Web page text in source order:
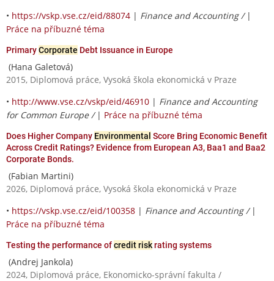
• https://vskp.vse.cz/eid/88074 | Finance and Accounting / |
Práce na příbuzné téma
PrimaryCorporate Debt Issuance in Europe
(Hana Galetová)
2015, Diplomová práce, Vysoká škola ekonomická v Praze
• http://www.vse.cz/vskp/eid/46910 | Finance and Accounting
for Common Europe / | Práce na příbuzné téma
Does Higher Company Environmental Score Bring Economic Benefit
Across Credit Ratings? Evidence from European A3, Baa1 and Baa2
Corporate Bonds.
(Fabian Martini)
2026, Diplomová práce, Vysoká škola ekonomická v Praze
• https://vskp.vse.cz/eid/100358 | Finance and Accounting / |
Práce na příbuzné téma
Testing the performance ofcredit riskrating systems
(Andrej Jankola)
2024, Diplomová práce, Ekonomicko-správní fakulta /